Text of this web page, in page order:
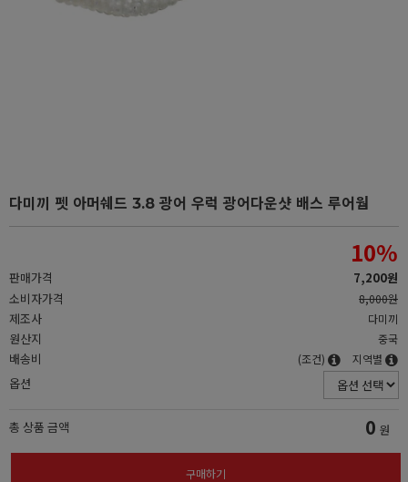
다미끼 펫 아머쉐드 3.8 광어 우럭 광어다운샷 배스 루어웜
판매가격
10%
7,200원
소비자가격
8,000원
제조사 다미끼
원산지 중국
배송비 (조건) 지역별
옵션
총 상품 금액 0 원
구매하기